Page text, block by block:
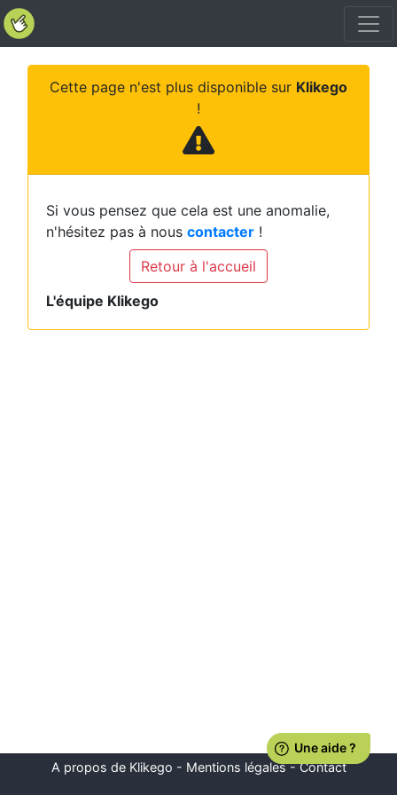
Cette page n'est plus disponible sur Klikego
!
Si vous pensez que cela est une anomalie,
n'hésitez pas à nous contacter !
Retour à l'accueil
L'équipe Klikego
A propos de Klikego - Mentions légales-Contact